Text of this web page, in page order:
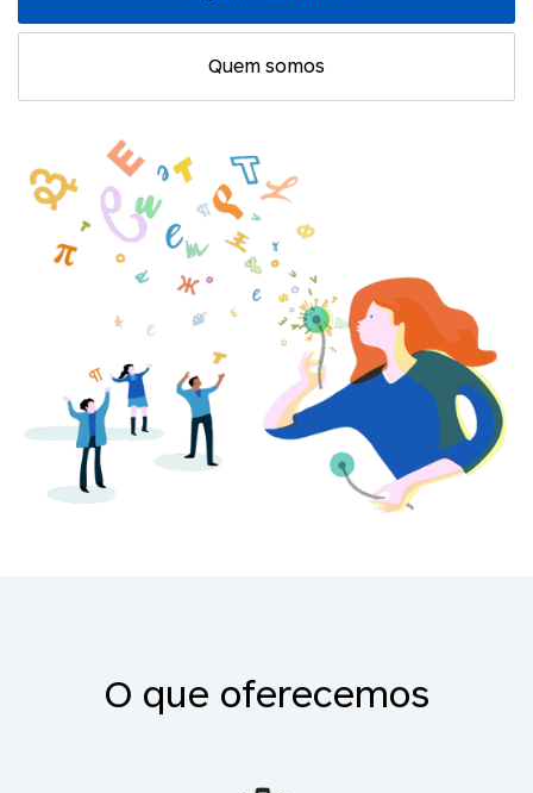
Quem somos
O que oferecemos